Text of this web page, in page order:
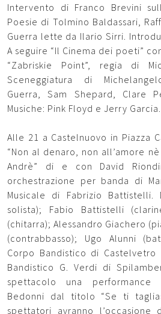
Intervento di Franco Brevini
Poesie di Tolmino Baldassari,
Guerra lette da Ilario Sirri.
A seguire “Il Cinema dei poeti”
“Zabriskie Point”, regia di
Sceneggiatura di
Guerra, Sam Shepard, Clare
Musiche: Pink Floyd e Jerry Garcia.
Alle 21 a Castelnuovo in Piazza
“Non al denaro, non all’amore
Andrè” di e con David
orchestrazione per banda di
Musicale di Fabrizio Battistelli.
solista); Fabio Battistelli
(chitarra); Alessandro Giachero
(contrabbasso); Ugo Alunni
Corpo Bandistico di
Bandistico G. Verdi di
spettacolo una performance
Bedonni dal titolo “Se ti
spettatori avranno l’occasione